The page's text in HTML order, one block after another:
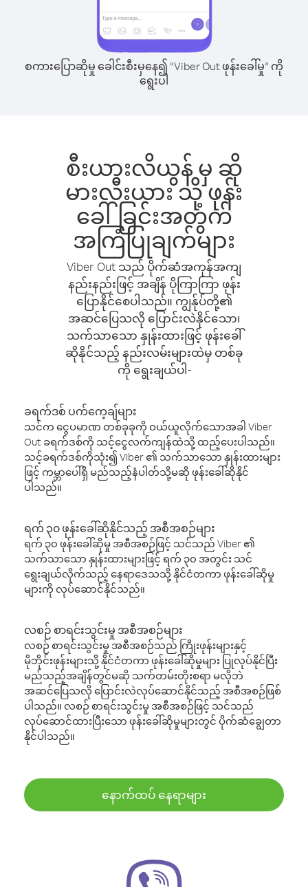
စကားပြောဆိုမှု ခေါင်းစီးမှနေ၍ “Viber Out ဖုန်းခေါ်မှု” ကို
ရွေးပါ
စီးယားလိယွန် မှ ဆို
မားလီးယား သို့ ဖုန်း
ခေါ်ခြင်းအတွက်
အကြံပြုချက်များ
Viber Out သည် ပိုက်ဆံအကုန်အကျ
နည်းနည်းဖြင့် အချိန် ပိုကြာကြာ ဖုန်း
ပြောနိုင်စေပါသည်။ ကျွန်ုပ်တို့၏
အဆင်ပြေသလို ပြောင်းလဲနိုင်သော၊
သက်သာသော နှုန်းထားဖြင့် ဖုန်းခေါ်
ဆိုနိုင်သည့် နည်းလမ်းများထဲမှ တစ်ခု
ကို ရွေးချယ်ပါ-
ခရက်ဒစ် ပက်ကေ့ချ်များ
သင်က ငွေပမာဏ တစ်ခုခုကို ဝယ်ယူလိုက်သောအခါ Viber
Out ခရက်ဒစ်ကို သင့်ငွေလက်ကျန်ထဲသို့ ထည့်ပေးပါသည်။
သင့်ခရက်ဒစ်ကိုသုံး၍ Viber ၏ သက်သာသော နှုန်းထားများ
ဖြင့် ကမ္ဘာပေါ်ရှိ မည်သည့်နံပါတ်သို့မဆို ဖုန်းခေါ်ဆိုနိုင်
ပါသည်။
ရက် ၃၀ ဖုန်းခေါ်ဆိုနိုင်သည့် အစီအစဉ်များ
ရက် ၃၀ ဖုန်းခေါ်ဆိုမှု အစီအစဉ်ဖြင့် သင်သည် Viber ၏
သက်သာသော နှုန်းထားများဖြင့် ရက် ၃၀ အတွင်း သင်
ရွေးချယ်လိုက်သည့် နေရာဒေသသို့ နိုင်ငံတကာ ဖုန်းခေါ်ဆိုမှု
များကို လုပ်ဆောင်နိုင်သည်။
လစဉ် စာရင်းသွင်းမှု အစီအစဉ်များ
လစဉ် စာရင်းသွင်းမှု အစီအစဉ်သည် ကြိုးဖုန်းများနှင့်
မိုဘိုင်းဖုန်းများသို့ နိုင်ငံတကာ ဖုန်းခေါ်ဆိုမှုများ ပြုလုပ်နိုင်ပြီး
မည်သည့်အချိန်တွင်မဆို သက်တမ်းတိုးစရာ မလိုဘဲ
အဆင်ပြေသလို ပြောင်းလဲလုပ်ဆောင်နိုင်သည့် အစီအစဉ်ဖြစ်
ပါသည်။ လစဉ် စာရင်းသွင်းမှု အစီအစဉ်ဖြင့် သင်သည်
လုပ်ဆောင်ထားပြီးသော ဖုန်းခေါ်ဆိုမှုများတွင် ပိုက်ဆံချွေတာ
နိုင်ပါသည်။
နောက်ထပ် နေရာများ